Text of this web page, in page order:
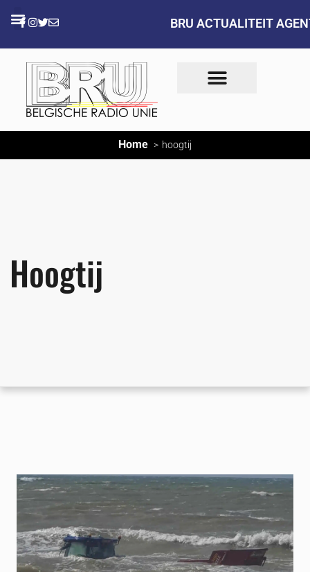
BRU ACTUALITEIT
Home hoogtij
Hoogtij